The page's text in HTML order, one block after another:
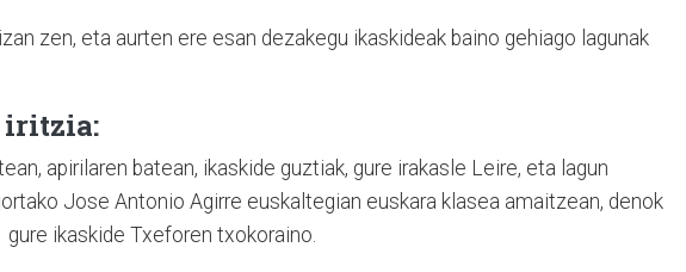
zen, eta aurten ere esan dezakegu ikaskideak baino gehiago lagunak
iritzia:
apirilaren batean, ikaskide guztiak, gure irakasle Leire, eta lagun
Jose Antonio Agirre euskaltegian euskara klasea amaitzean, denok
ikaskide Txeforen txokoraino.